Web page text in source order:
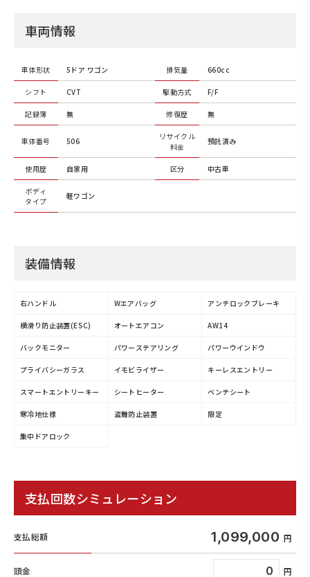
車両情報
車体形状 5ドア ワゴン 排気量 660cc
シフト CVT 駆動方式 F/F
記録簿 無 修復歴 無
車体番号 506
リサイクル
料金
預託済み
使用歴 自家用 区分 中古車
ボディ
タイプ
軽ワゴン
装備情報
右ハンドル Wエアバッグ アンチロックブレーキ
横滑り防止装置(ESC) オートエアコン AW14
バックモニター パワーステアリング パワーウインドウ
プライバシーガラス イモビライザー キーレスエントリー
スマートエントリーキー シートヒーター ベンチシート
寒冷地仕様 盗難防止装置 限定
集中ドアロック
支払回数シミュレーション
支払総額 1,099,000
頭金